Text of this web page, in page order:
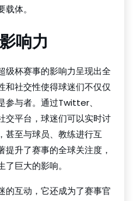
体。
响力
级杯赛事的影响力呈现出全
和社交性使得球迷们不仅仅
参与者。通过Twitter、
平台，球迷们可以实时讨
甚至与球员、教练进行互
升了赛事的全球关注度，
巨大的影响。
的互动，它还成为了赛事官